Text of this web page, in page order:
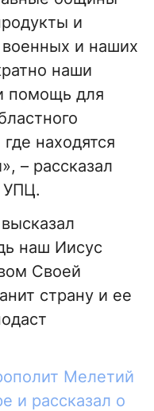
и
и наших
наши
помощь для
находятся
– рассказал
УПЦ.
наш Иисус
Своей
страну и ее
Мелетий
и рассказал о